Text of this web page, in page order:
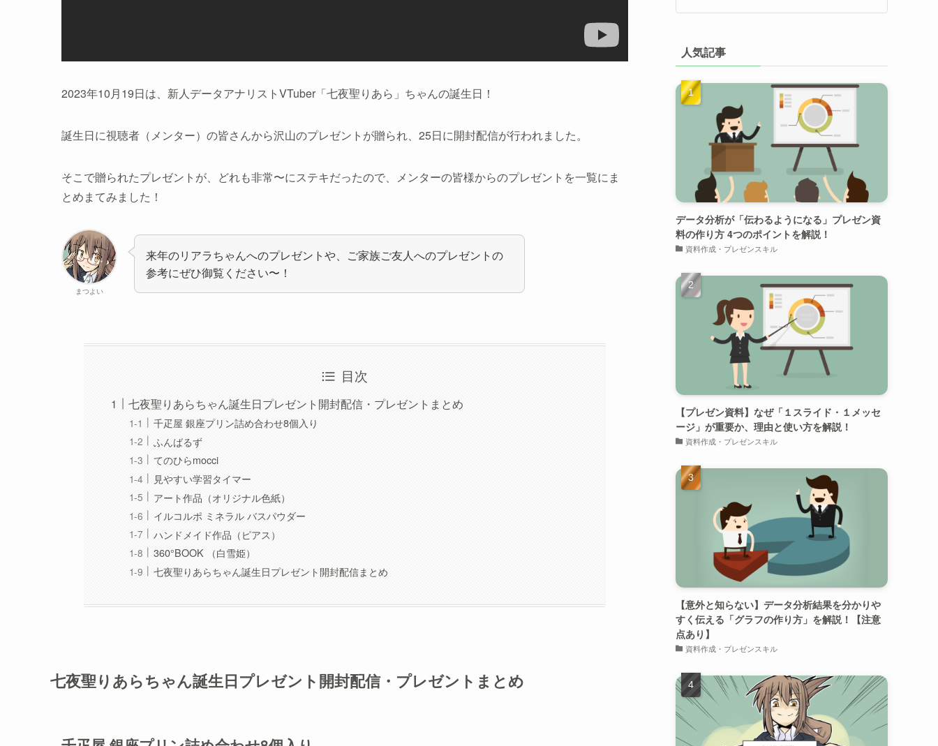
2023年10月19日は、新人データアナリストVTuber「七夜聖りあら」ちゃんの誕生日！
誕生日に視聴者（メンター）の皆さんから沢山のプレゼントが贈られ、25日に開封配信が行われました。
そこで贈られたプレゼントが、どれも非常〜にステキだったので、メンターの皆様からのプレゼントを一覧にま
とめまてみました！
まつよい
来年のリアラちゃんへのプレゼントや、ご家族ご友人へのプレゼントの
参考にぜひ御覧ください〜！
目次
七夜聖りあらちゃん誕生日プレゼント開封配信・プレゼントまとめ
千疋屋 銀座プリン詰め合わせ8個入り
ふんばるず
てのひらmocci
見やすい学習タイマー
アート作品（オリジナル色紙）
イルコルポ ミネラル バスパウダー
ハンドメイド作品（ピアス）
360°BOOK （白雪姫）
七夜聖りあらちゃん誕生日プレゼント開封配信まとめ
七夜聖りあらちゃん誕生日プレゼント開封配信・プレゼントまとめ
人気記事
データ分析が「伝わるようになる」プレゼン資
料の作り方 4つのポイントを解説！
資料作成・プレゼンスキル
【プレゼン資料】なぜ「１スライド・１メッセ
ージ」が重要か、理由と使い方を解説！
資料作成・プレゼンスキル
【意外と知らない】データ分析結果を分かりや
すく伝える「グラフの作り方」を解説！【注意
点あり】
資料作成・プレゼンスキル